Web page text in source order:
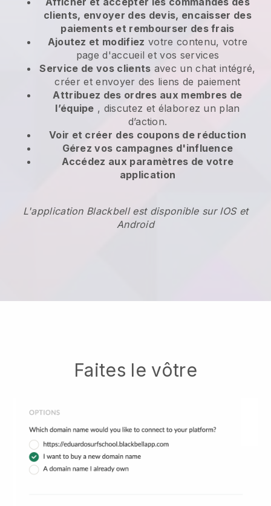
clients, envoyer des devis, encaisser des
paiements et rembourser des frais
Ajoutez et modifiez votre contenu, votre
page d'accueil et vos services
Service de vos clients avec un chat intégré,
créer et envoyer des liens de paiement
Attribuez des ordres aux membres de
l’équipe , discutez et élaborez un plan
d’action.
Voir et créer des coupons de réduction
Gérez vos campagnes d'influence
Accédez aux paramètres de votre
application
L'application Blackbell est disponible sur IOS et
Android
Faites le vôtre